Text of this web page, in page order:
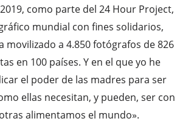
como parte del 24 Hour Project,
mundial con fines solidarios,
movilizado a 4.850 fotógrafos de 826
en 100 países. Y en el que yo he
el poder de las madres para ser
ellas necesitan, y pueden, ser con
alimentamos el mundo».